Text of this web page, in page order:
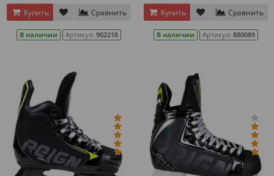
Купить Сравнить
В наличии Артикул: 902218
Купить Сравнить
В наличии Артикул: 880089